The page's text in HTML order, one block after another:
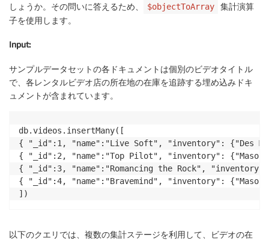
しょうか。その問いに答えるため、
$objectToArray
集計演算
子を使用します。
Input:
サンプルデータセットの各ドキュメントは個別のビデオタイトル
で、各レンタルビデオ店の所在地の在庫を追跡する埋め込みドキ
ュメントが含まれています。
db.videos.insertMany([
{ "_id":1, "name":"Live Soft", "inventory": {"Des
{ "_id":2, "name":"Top Pilot", "inventory": {"Mason
{ "_id":3, "name":"Romancing the Rock",
{ "_id":4, "name":"Bravemind", "inventory":
])
以下のクエリでは、複数の集計ステージを利用して、ビデオの在